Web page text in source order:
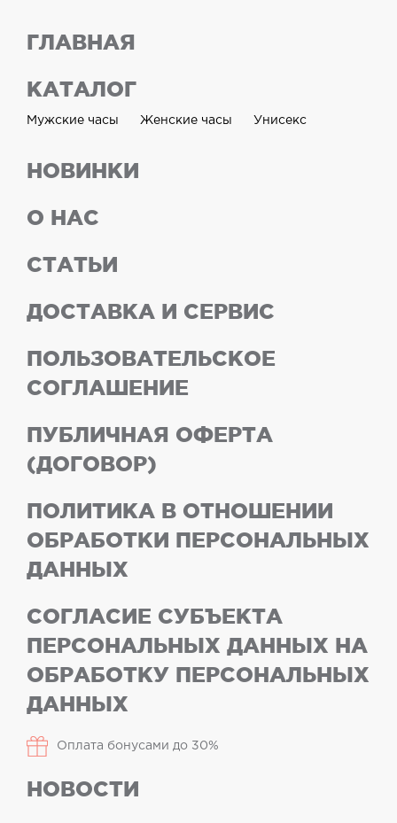
ГЛАВНАЯ
КАТАЛОГ
Мужские часы Женские часы Унисекс
НОВИНКИ
О НАС
СТАТЬИ
ДОСТАВКА И СЕРВИС
ПОЛЬЗОВАТЕЛЬСКОЕ
СОГЛАШЕНИЕ
ПУБЛИЧНАЯ ОФЕРТА
(ДОГОВОР)
ПОЛИТИКА В ОТНОШЕНИИ
ОБРАБОТКИ ПЕРСОНАЛЬНЫХ
ДАННЫХ
СОГЛАСИЕ СУБЪЕКТА
ПЕРСОНАЛЬНЫХ ДАННЫХ НА
ОБРАБОТКУ ПЕРСОНАЛЬНЫХ
ДАННЫХ
Оплата бонусами до 30%
НОВОСТИ